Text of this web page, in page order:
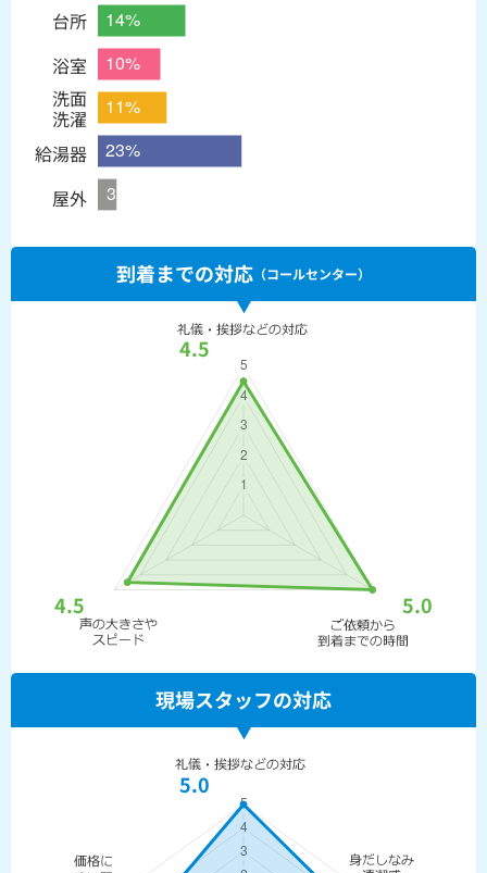
台所
浴室
洗面
洗濯
給湯器
屋外
到着までの対応 （コールセンター）
4.5
4.5 5.0
現場スタッフの対応
5.0